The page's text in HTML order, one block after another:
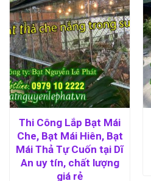
Thi Công Lắp Bạt Mái
Che, Bạt Mái Hiên, Bạt
Mái Thả Tự Cuốn tại Dĩ
An uy tín, chất lượng
giá rẻ